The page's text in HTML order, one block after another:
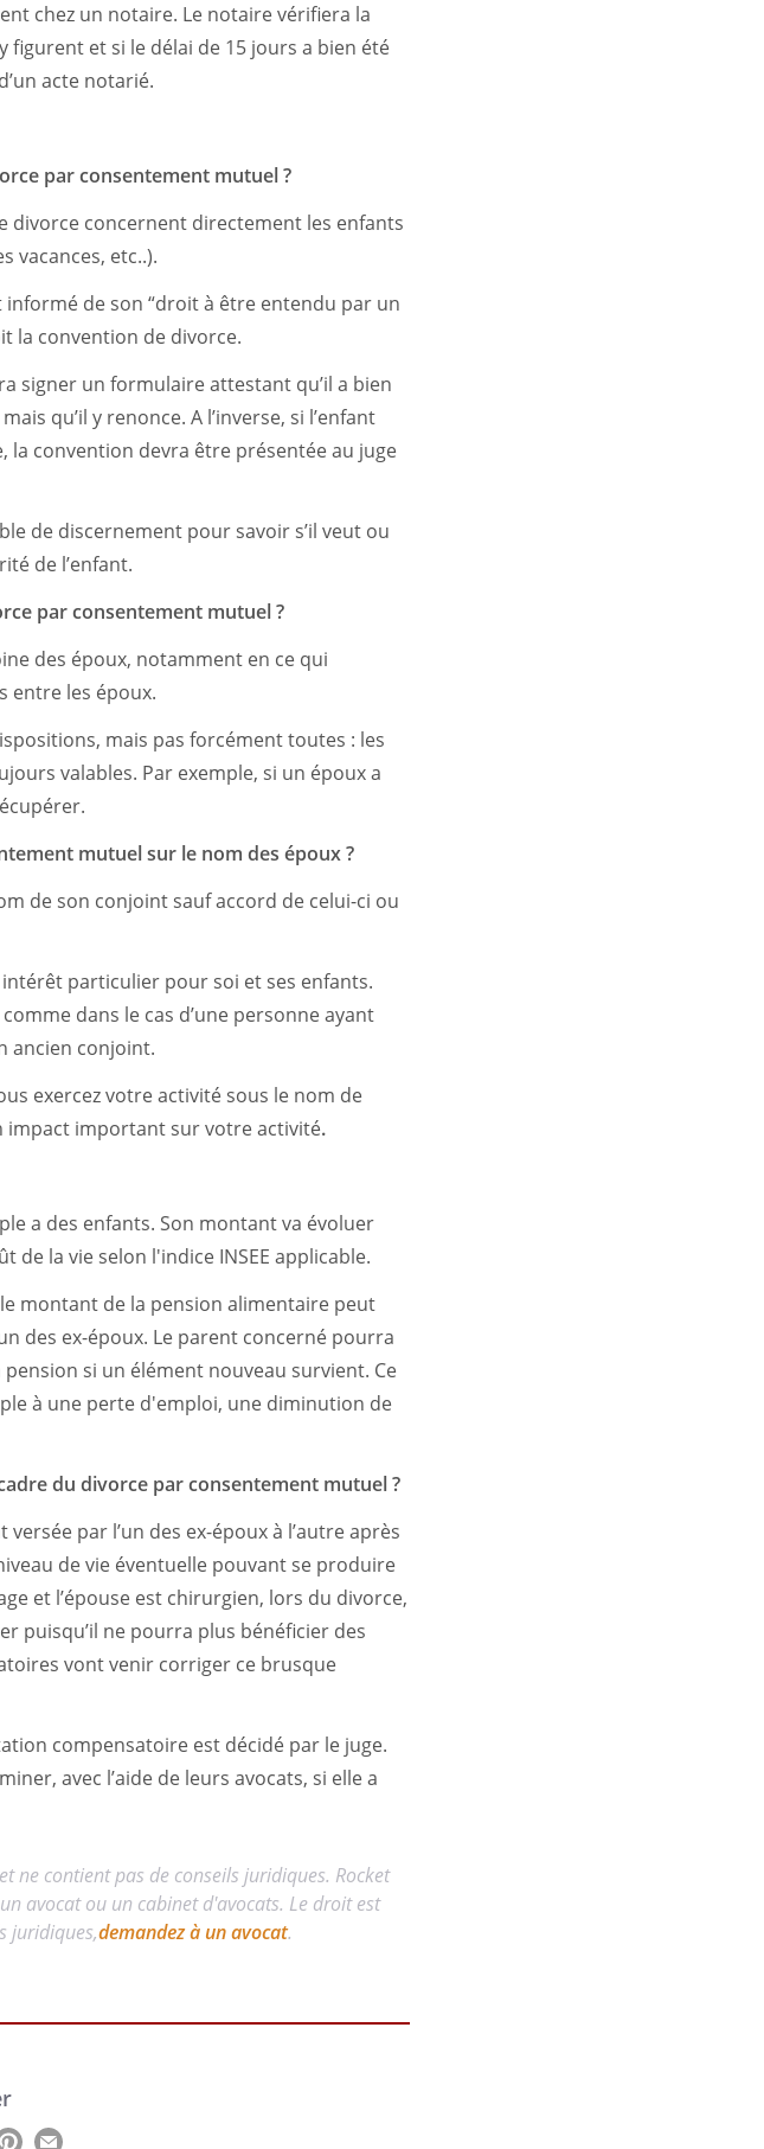
chez un notaire. Le notaire vérifiera la
et si le délai de 15 jours a bien été
acte notarié.
par consentement mutuel ?
divorce concernent directement les enfants
vacances, etc..).
informé de son “droit à être entendu par un
la convention de divorce.
signer un formulaire attestant qu’il a bien
qu’il y renonce. A l’inverse, si l’enfant
la convention devra être présentée au juge
de discernement pour savoir s’il veut ou
de l’enfant.
par consentement mutuel ?
des époux, notamment en ce qui
entre les époux.
mais pas forcément toutes : les
valables. Par exemple, si un époux a
mutuel sur le nom des époux ?
de son conjoint sauf accord de celui-ci ou
particulier pour soi et ses enfants.
dans le cas d’une personne ayant
ancien conjoint.
exercez votre activité sous le nom de
important sur votre activité.
a des enfants. Son montant va évoluer
de la vie selon l'indice INSEE applicable.
montant de la pension alimentaire peut
des ex-époux. Le parent concerné pourra
si un élément nouveau survient. Ce
à une perte d'emploi, une diminution de
du divorce par consentement mutuel ?
versée par l’un des ex-époux à l’autre après
de vie éventuelle pouvant se produire
et l’épouse est chirurgien, lors du divorce,
puisqu’il ne pourra plus bénéficier des
vont venir corriger ce brusque
compensatoire est décidé par le juge.
avec l’aide de leurs avocats, si elle a
ne contient pas de conseils juridiques. Rocket
avocat ou un cabinet d'avocats. Le droit est
juridiques,demandez à un avocat.